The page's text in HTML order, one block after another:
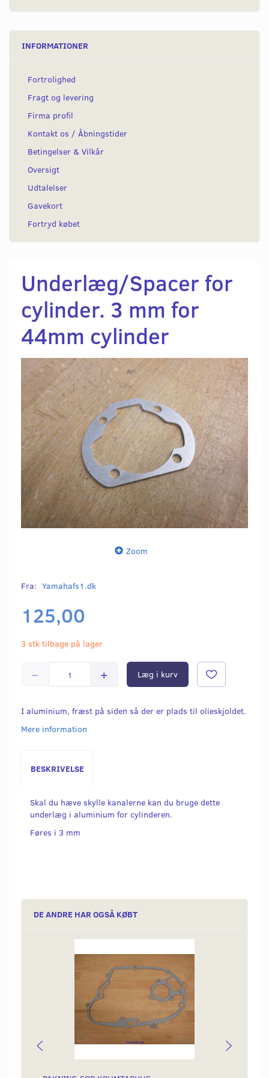
INFORMATIONER
Fortrolighed
Fragt og levering
Firma profil
Kontakt os / Åbningstider
Betingelser & Vilkår
Oversigt
Udtalelser
Gavekort
Fortryd købet
Underlæg/Spacer for
cylinder. 3 mm for
44mm cylinder
Zoom
Fra: Yamahafs1.dk
125,00
3 stk tilbage på lager
Læg i kurv
I aluminium, fræst på siden så der er plads til olieskjoldet.
Mere information
BESKRIVELSE
Skal du hæve skylle kanalerne kan du bruge dette
underlæg i aluminium for cylinderen.
Føres i 3 mm
DE ANDRE HAR OGSÅ KØBT